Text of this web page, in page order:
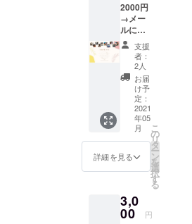
2000円
→メー
ルにて
オリジ
ナル
Thank
you
メッ
セージ
写真付
きバー
ジョン
を送り
ます
支援
者：
2人
お届
け予
定：
2021
年05
月
詳細を見る
こ
の
リ
タ
ー
ン
を
選
択
す
る
3,0
00 円